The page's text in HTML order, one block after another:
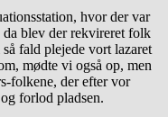
hvor der var
blev der rekvireret folk
fald plejede vort lazaret
mødte vi også op, men
folkene, der efter vor
forlod pladsen.